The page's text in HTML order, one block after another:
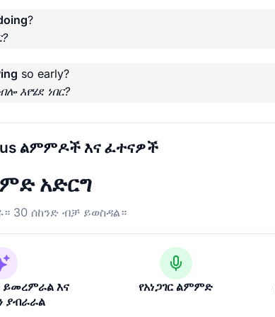
?
so early?
እየሄደ ነበር?
ልምምዶች እና ፈተናዎች
አድርግ
30 ሰከንድ ብቻ ይወስዳል።
ይመረምራል እና
ያብራራል
የአነጋገር ልምምድ